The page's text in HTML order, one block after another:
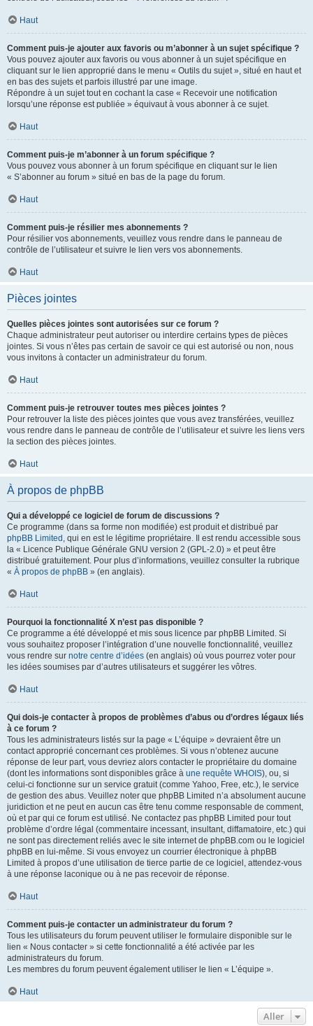
Haut
Comment puis-je ajouter aux favoris ou m’abonner à un sujet spécifique ?
Vous pouvez ajouter aux favoris ou vous abonner à un sujet spécifique en
cliquant sur le lien approprié dans le menu « Outils du sujet », situé en haut et
en bas des sujets et parfois illustré par une image.
Répondre à un sujet tout en cochant la case « Recevoir une notification
lorsqu’une réponse est publiée » équivaut à vous abonner à ce sujet.
Haut
Comment puis-je m’abonner à un forum spécifique ?
Vous pouvez vous abonner à un forum spécifique en cliquant sur le lien
« S’abonner au forum » situé en bas de la page du forum.
Haut
Comment puis-je résilier mes abonnements ?
Pour résilier vos abonnements, veuillez vous rendre dans le panneau de
contrôle de l’utilisateur et suivre le lien vers vos abonnements.
Haut
Pièces jointes
Quelles pièces jointes sont autorisées sur ce forum ?
Chaque administrateur peut autoriser ou interdire certains types de pièces
jointes. Si vous n’êtes pas certain de savoir ce qui est autorisé ou non, nous
vous invitons à contacter un administrateur du forum.
Haut
Comment puis-je retrouver toutes mes pièces jointes ?
Pour retrouver la liste des pièces jointes que vous avez transférées, veuillez
vous rendre dans le panneau de contrôle de l’utilisateur et suivre les liens vers
la section des pièces jointes.
Haut
À propos de phpBB
Qui a développé ce logiciel de forum de discussions ?
Ce programme (dans sa forme non modifiée) est produit et distribué par
phpBB Limited , qui en est le légitime propriétaire. Il est rendu accessible sous
la « Licence Publique Générale GNU version 2 (GPL-2.0) » et peut être
distribué gratuitement. Pour plus d’informations, veuillez consulter la rubrique
« À propos de phpBB » (en anglais).
Haut
Pourquoi la fonctionnalité X n’est pas disponible ?
Ce programme a été développé et mis sous licence par phpBB Limited. Si
vous souhaitez proposer l’intégration d’une nouvelle fonctionnalité, veuillez
vous rendre sur notre centre d’idées (en anglais) où vous pourrez voter pour
les idées soumises par d’autres utilisateurs et suggérer les vôtres.
Haut
Qui dois-je contacter à propos de problèmes d’abus ou d’ordres légaux liés
à ce forum ?
Tous les administrateurs listés sur la page « L’équipe » devraient être un
contact approprié concernant ces problèmes. Si vous n’obtenez aucune
réponse de leur part, vous devriez alors contacter le propriétaire du domaine
(dont les informations sont disponibles grâce à une requête WHOIS), ou, si
celui-ci fonctionne sur un service gratuit (comme Yahoo, Free, etc.), le service
de gestion des abus. Veuillez noter que phpBB Limited n’a absolument aucune
juridiction et ne peut en aucun cas être tenu comme responsable de comment,
où et par qui ce forum est utilisé. Ne contactez pas phpBB Limited pour tout
problème d’ordre légal (commentaire incessant, insultant, diffamatoire, etc.) qui
ne sont pas directement reliés avec le site internet de phpBB.com ou le logiciel
phpBB en lui-même. Si vous envoyez un courrier électronique à phpBB
Limited à propos d’une utilisation de tierce partie de ce logiciel, attendez-vous
à une réponse laconique ou à ne pas recevoir de réponse.
Haut
Comment puis-je contacter un administrateur du forum ?
Tous les utilisateurs du forum peuvent utiliser le formulaire disponible sur le
lien « Nous contacter » si cette fonctionnalité a été activée par les
administrateurs du forum.
Les membres du forum peuvent également utiliser le lien « L’équipe ».
Haut
Aller